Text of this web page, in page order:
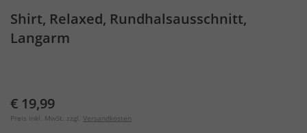
Shirt, Relaxed, Rundhalsausschnitt,
Langarm
€ 19,99
Preis inkl. MwSt. zzgl. Versandkosten